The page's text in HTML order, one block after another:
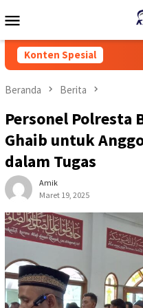
ke
Mobile
Konten Spesial
Beranda Berita
Personel Polresta
Ghaib untuk
dalam Tugas
Amik
Maret 19, 2025